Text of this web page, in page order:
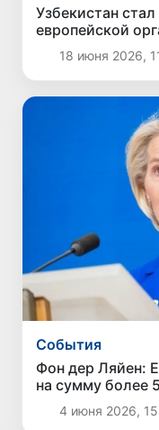
Узбекистан
европейской
18 июня 2026,
Cобытия
Фон дер Ляйен:
на сумму более
ограничений на
4 июня 2026,